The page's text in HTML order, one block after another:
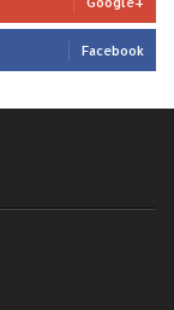
Facebook